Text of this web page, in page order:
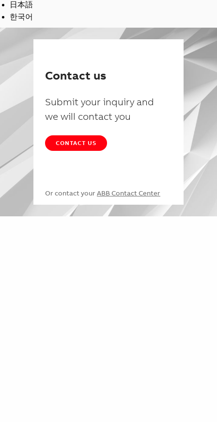
日本語
한국어
Contact us
Submit your inquiry and
we will contact you
CONTACT US
Or contact your ABB Contact Center